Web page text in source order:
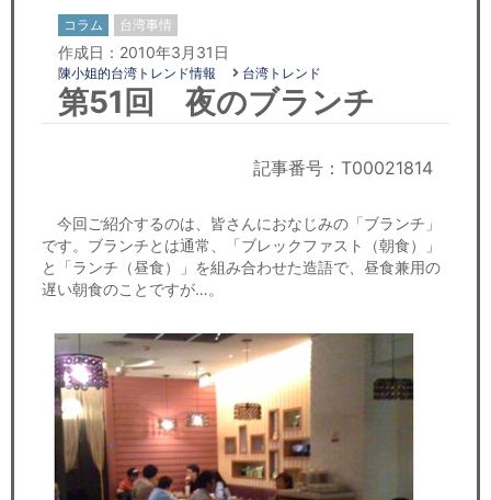
日本人にPR
コンサルティング
経済ニュース
ＩＴ
飲食店情報
コラム 台湾事情
作成日：2010年3月31日
陳小姐的台湾トレンド情報 台湾トレンド
第51回 夜のブランチ
記事番号：T00021814
今回ご紹介するのは、皆さんにおなじみの「ブランチ」
です。ブランチとは通常、「ブレックファスト（朝食）」
と「ランチ（昼食）」を組み合わせた造語で、昼食兼用の
遅い朝食のことですが…。